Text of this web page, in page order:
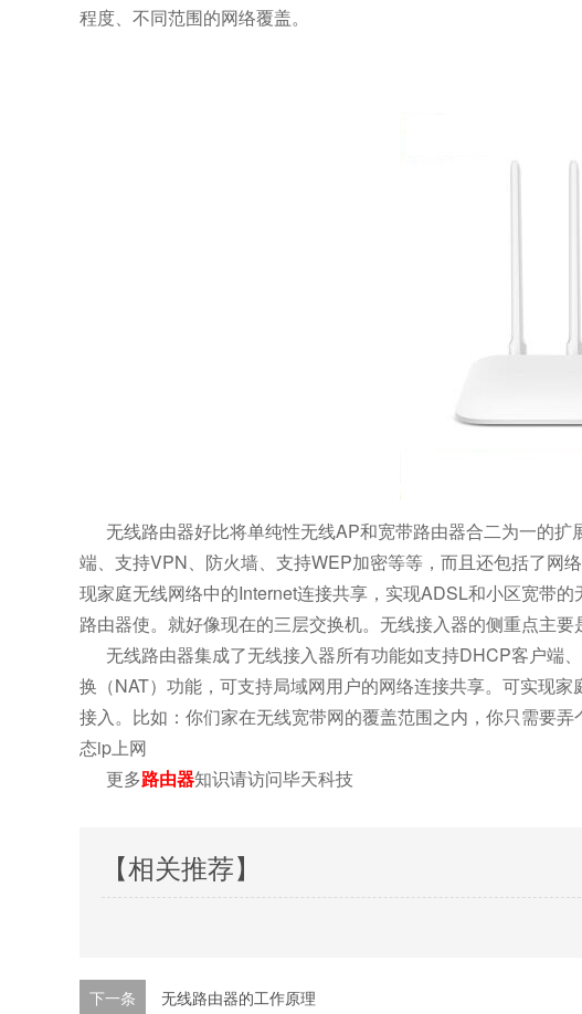
程度、不同范围的网络覆盖。
无线路由器好比将单纯性无线AP和宽带路由器合二为一的扩
端、支持VPN、防火墙、支持WEP加密等等，而且还包括了网
现家庭无线网络中的Internet连接共享，实现ADSL和小区宽带
路由器使。就好像现在的三层交换机。无线接入器的侧重点主
无线路由器集成了无线接入器所有功能如支持DHCP客户端
换（NAT）功能，可支持局域网用户的网络连接共享。可实现
接入。比如：你们家在无线宽带网的覆盖范围之内，你只需要
态ip上网
更多路由器知识请访问毕天科技
【相关推荐】
下一条 无线路由器的工作原理